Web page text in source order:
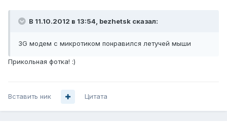
В 11.10.2012 в 13:54, bezhetsk сказал:
3G модем с микротиком понравился летучей мыши
Прикольная фотка! :)
Вставить ник Цитата